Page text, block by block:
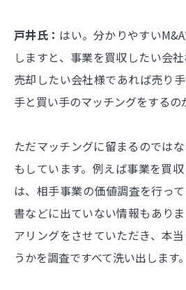
戸井氏： はい。分かりやすい
しますと、事業を買収したい会
売却したい会社様であれば売り
手と買い手のマッチングをするの
ただマッチングに留まるのでは
もしています。例えば事業を買
は、相手事業の価値調査を行っ
書などに出ていない情報もあり
アリングをさせていただき、本
うかを調査ですべて洗い出します。